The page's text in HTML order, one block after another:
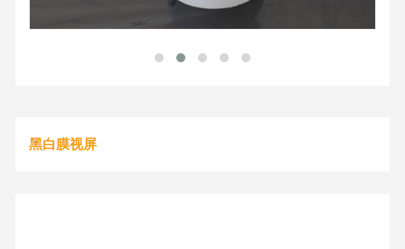
黑白膜视屏